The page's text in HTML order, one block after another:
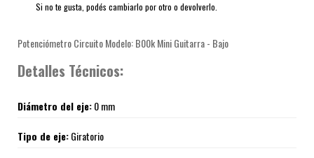
Si no te gusta, podés cambiarlo por otro o devolverlo.
Potenciómetro Circuito Modelo: B00k Mini Guitarra - Bajo
Detalles Técnicos:
Diámetro del eje:0 mm
Tipo de eje:Giratorio